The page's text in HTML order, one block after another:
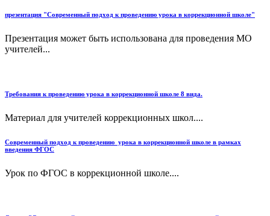
презентация "Современный подход к проведению урока в коррекционной школе"
Презентация может быть использована для проведения МО
учителей...
Требования к проведению урока в коррекционной школе 8 вида.
Материал для учителей коррекционных школ....
Современный подход к проведению урока в коррекционной школе в рамках
введения ФГОС
Урок по ФГОС в коррекционной школе....